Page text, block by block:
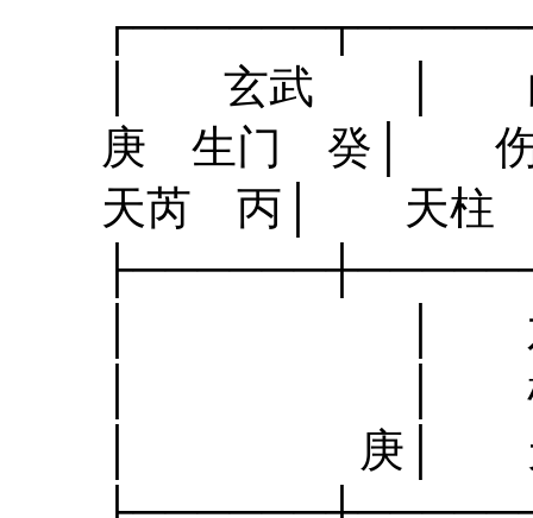
│ 玄武 │
庚 生门 癸│
天芮 丙│ 天柱
│ │ 六合
│ │ 杜门
│ 庚│ 天